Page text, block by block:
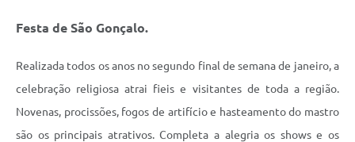
Festa de São Gonçalo.
Realizada todos os anos no segundo final de semana de janeiro, a
celebração religiosa atrai fieis e visitantes de toda a região.
Novenas, procissões, fogos de artifício e hasteamento do mastro
são os principais atrativos. Completa a alegria os shows e os